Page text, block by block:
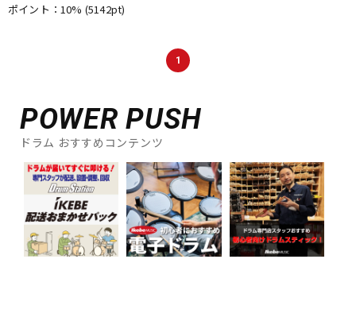
ポイント：10% (5142pt)
1
POWER PUSH
ドラム おすすめコンテンツ